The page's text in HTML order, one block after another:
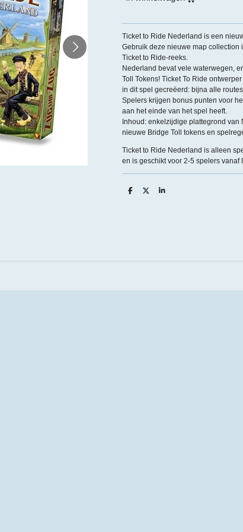
Ticket to Ride Nederland is een
Gebruik deze nieuwe map collection
Ticket to Ride-reeks.
Nederland bevat vele waterwegen,
Toll Tokens! Ticket To Ride
in dit spel gecreëerd: bijna alle
Spelers krijgen bonus punten voor
aan het einde van het spel heeft.
Inhoud: enkelzijdige plattegrond van
nieuwe Bridge Toll tokens en
Ticket to Ride Nederland is alleen
en is geschikt voor 2-5 spelers vanaf
D
D
S